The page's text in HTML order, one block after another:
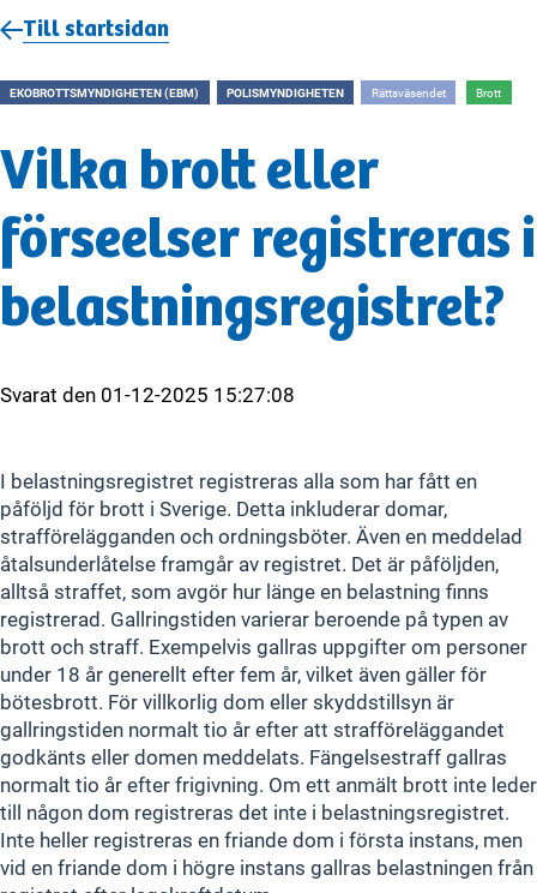
Till startsidan
EKOBROTTSMYNDIGHETEN (EBM) POLISMYNDIGHETEN Rättsväsendet Brott
Vilka brott eller
förseelser registreras i
belastningsregistret?
Svarat den 01-12-2025 15:27:08
I belastningsregistret registreras alla som har fått en
påföljd för brott i Sverige. Detta inkluderar domar,
strafförelägganden och ordningsböter. Även en meddelad
åtalsunderlåtelse framgår av registret. Det är påföljden,
alltså straffet, som avgör hur länge en belastning finns
registrerad. Gallringstiden varierar beroende på typen av
brott och straff. Exempelvis gallras uppgifter om personer
under 18 år generellt efter fem år, vilket även gäller för
bötesbrott. För villkorlig dom eller skyddstillsyn är
gallringstiden normalt tio år efter att strafföreläggandet
godkänts eller domen meddelats. Fängelsestraff gallras
normalt tio år efter frigivning. Om ett anmält brott inte leder
till någon dom registreras det inte i belastningsregistret.
Inte heller registreras en friande dom i första instans, men
vid en friande dom i högre instans gallras belastningen från